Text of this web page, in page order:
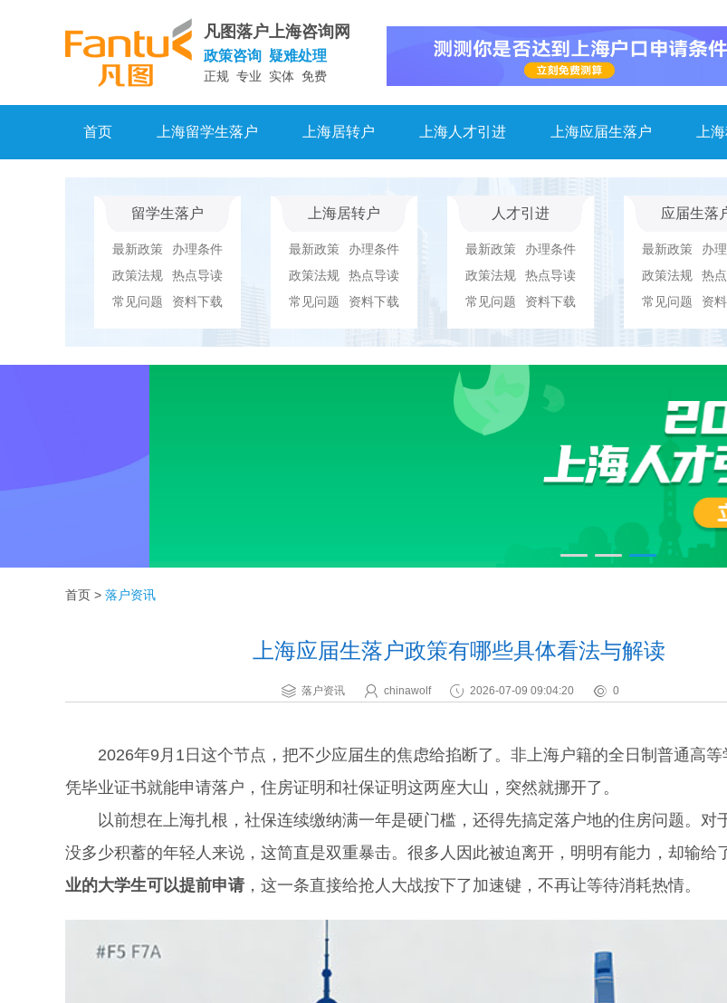
凡图落户上海咨询网
政策咨询 疑难处理
正规 专业 实体 免费
首页 上海留学生落户 上海居转户 上海人才引进 上海应届生落户 上
留学生落户
最新政策
办理条件
政策法规
热点导读
常见问题
资料下载
上海居转户
最新政策
办理条件
政策法规
热点导读
常见问题
资料下载
人才引进
最新政策
办理条件
政策法规
热点导读
常见问题
资料下载
应届生落
最新政策
办
政策法规
热
常见问题
资
首页 > 落户资讯
上海应届生落户政策有哪些具体看法与解读
落户资讯 chinawolf 2026-07-09 09:04:20 0
2026年9月1日这个节点，把不少应届生的焦虑给掐断了。非上海户籍的全日制普通高等
凭毕业证书就能申请落户，住房证明和社保证明这两座大山，突然就挪开了。
以前想在上海扎根，社保连续缴纳满一年是硬门槛，还得先搞定落户地的住房问题。对
没多少积蓄的年轻人来说，这简直是双重暴击。很多人因此被迫离开，明明有能力，却输给
业的大学生可以提前申请，这一条直接给抢人大战按下了加速键，不再让等待消耗热情。